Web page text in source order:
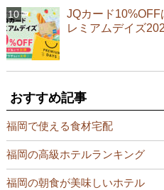
JQカード
レミアムデイズ
おすすめ記事
福岡で使える食材宅配
福岡の高級ホテルランキング
福岡の朝食が美味しいホテル